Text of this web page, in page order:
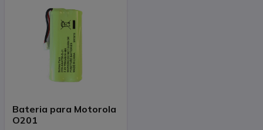
Bateria para Motorola
O201